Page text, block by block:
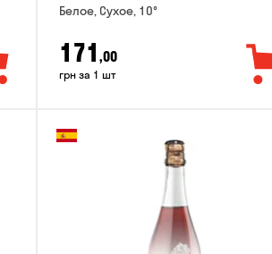
Белое, Сухое, 10°
171 ,00
грн за 1 шт